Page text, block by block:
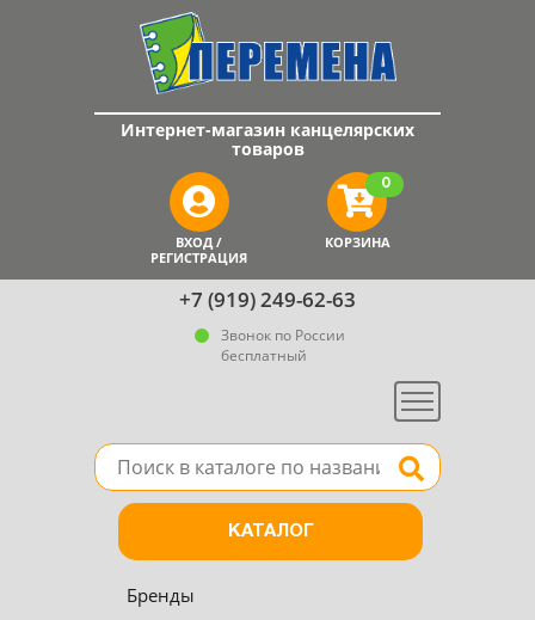
+7 (919) 249-62-63
Звонок по России
бесплатный
Меню
Интернет-магазин канцелярских
товаров
ВХОД /
РЕГИСТРАЦИЯ
КОРЗИНА
0
Поле для поиска товара в каталоге Найти
КАТАЛОГ
Бренды